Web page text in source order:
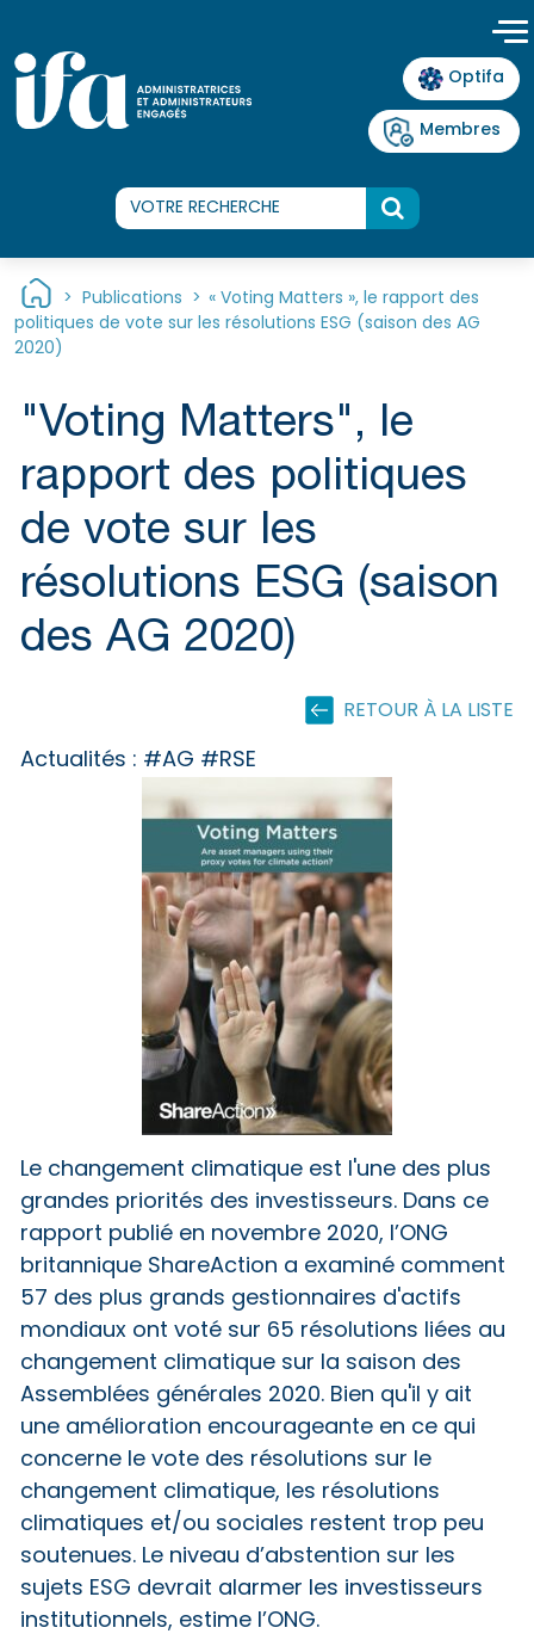
Optifa
Membres
> Publications > « Voting Matters », le rapport des
politiques de vote sur les résolutions ESG (saison des AG
2020)
"Voting Matters", le
rapport des politiques
de vote sur les
résolutions ESG (saison
des AG 2020)
RETOUR À LA LISTE
Actualités : #AG #RSE
Le changement climatique est l'une des plus
grandes priorités des investisseurs. Dans ce
rapport publié en novembre 2020, l’ONG
britannique ShareAction a examiné comment
57 des plus grands gestionnaires d'actifs
mondiaux ont voté sur 65 résolutions liées au
changement climatique sur la saison des
Assemblées générales 2020. Bien qu'il y ait
une amélioration encourageante en ce qui
concerne le vote des résolutions sur le
changement climatique, les résolutions
climatiques et/ou sociales restent trop peu
soutenues. Le niveau d’abstention sur les
sujets ESG devrait alarmer les investisseurs
institutionnels, estime l’ONG.